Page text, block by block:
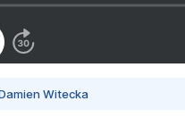
Witecka